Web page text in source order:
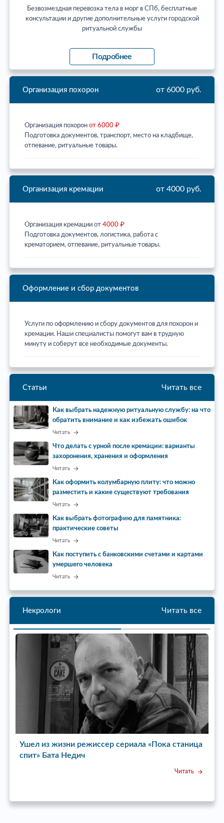
Безвозмездная перевозка тела в морг в СПб, бесплатные
консультации и другие дополнительные услуги городской
ритуальной службы
Подробнее
Организация похорон от 6000 руб.
Организация похорон от 6000 ₽
Подготовка документов, транспорт, место на кладбище,
отпевание, ритуальные товары.
Организация кремации от 4000 руб.
Организация кремации от 4000 ₽
Подготовка документов, логистика, работа с
крематорием, отпевание, ритуальные товары.
Оформление и сбор документов
Услуги по оформлению и сбору документов для похорон и
кремации. Наши специалисты помогут вам в трудную
минуту и соберут все необходимые документы.
Статьи Читать все
Как выбрать надежную ритуальную службу: на что
обратить внимание и как избежать ошибок
Читать
Что делать с урной после кремации: варианты
захоронения, хранения и оформления
Читать
Как оформить колумбарную плиту: что можно
разместить и какие существуют требования
Читать
Как выбрать фотографию для памятника:
практические советы
Читать
Как поступить с банковскими счетами и картами
умершего человека
Читать
Некрологи Читать все
Ушел из жизни режиссер сериала «Пока станица
спит» Бата Недич
Читать